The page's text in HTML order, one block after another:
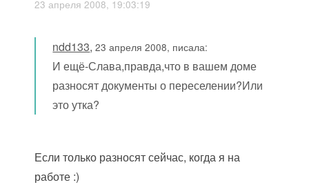
23 апреля 2008, 19:03:19
ndd133,23 апреля 2008, писала:
И ещё-Слава,правда,что в вашем доме
разносят документы о переселении?Или
это утка?
Если только разносят сейчас, когда я на
работе :)